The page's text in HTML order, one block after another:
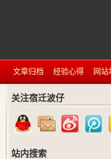
文章归档 经验心得 网站
关注宿迁波仔
站内搜索